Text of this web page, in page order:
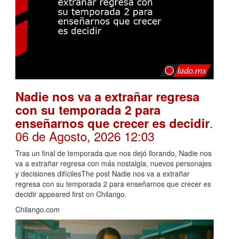
Nadie nos va a extrañar regresa
con su temporada 2 para
enseñarnos que crecer es decidir.
06 de Agosto, 2026 12:03
Tras un final de temporada que nos dejó llorando, Nadie nos
va a extrañar regresa con más nostalgia, nuevos personajes
y decisiones difícilesThe post Nadie nos va a extrañar
regresa con su temporada 2 para enseñarnos que crecer es
decidir appeared first on Chilango.
Chilango.com